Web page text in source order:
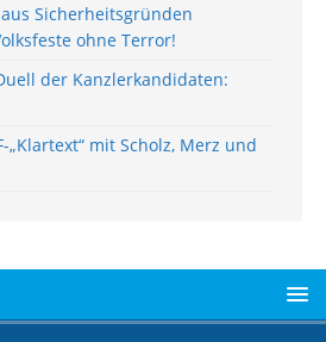
Sicherheitsgründen
ohne Terror!
der Kanzlerkandidaten:
„Klartext“ mit Scholz, Merz und